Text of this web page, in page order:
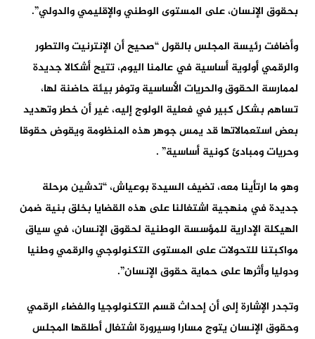
بحقوق الإنسان، على المستوى الوطني والإقليمي والدولي”.
وأضافت رئيسة المجلس بالقول “صحيح أن الإنترنيت والتطور
والرقمي أولوية أساسية في عالمنا اليوم، تتيح أشكالا جديدة
لممارسة الحقوق والحريات الأساسية وتوفر بيئة حاضنة لها،
تساهم بشكل كبير في فعلية الولوج إليه، غير أن خطر وتهديد
بعض استعمالاتها قد يمس جوهر هذه المنظومة ويقوض حقوقا
وحريات ومبادئ كونية أساسية” .
وهو ما ارتأينا معه، تضيف السيدة بوعياش، “تدشين مرحلة
جديدة في منهجية اشتغالنا على هذه القضايا بخلق بنية ضمن
الهيكلة الإدارية للمؤسسة الوطنية لحقوق الإنسان، في سياق
مواكبتنا للتحولات على المستوى التكنولوجي والرقمي وطنيا
ودوليا وأثرها على حماية حقوق الإنسان”.
وتجدر الإشارة إلى أن إحداث قسم التكنولوجيا والفضاء الرقمي
وحقوق الإنسان يتوج مسارا وسيرورة اشتغال أطلقها المجلس